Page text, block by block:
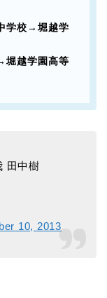
学校→堀越学
堀越学園高等
田中樹
10, 2013